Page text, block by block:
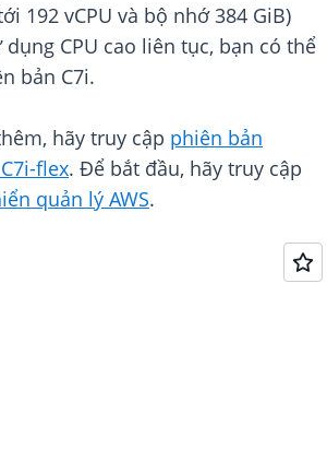
192 vCPU và bộ nhớ 384 GiB)
CPU cao liên tục, bạn có thể
bản C7i.
hãy truy cập phiên bản
flex. Để bắt đầu, hãy truy cập
quản lý AWS.